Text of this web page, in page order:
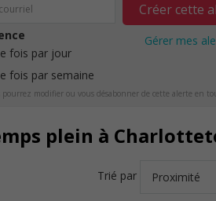
fois par jour
fois par semaine
Créer cette
Gérer mes
pourrez modifier ou vous désabonner de cette alerte en
plein à
Trié par